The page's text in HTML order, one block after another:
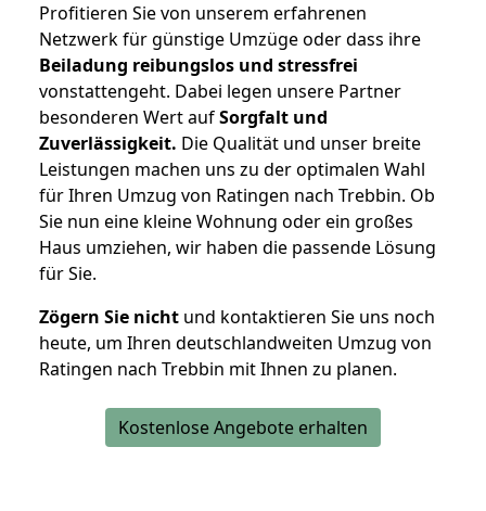
Profitieren Sie von unserem erfahrenen
Netzwerk für günstige Umzüge oder dass ihre
Beiladung reibungslos und stressfrei
vonstattengeht. Dabei legen unsere Partner
besonderen Wert aufSorgfalt und
Zuverlässigkeit. Die Qualität und unser breite
Leistungen machen uns zu der optimalen Wahl
für Ihren Umzug von Ratingen nach Trebbin. Ob
Sie nun eine kleine Wohnung oder ein großes
Haus umziehen, wir haben die passende Lösung
für Sie.
Zögern Sie nicht und kontaktieren Sie uns noch
heute, um Ihren deutschlandweiten Umzug von
Ratingen nach Trebbin mit Ihnen zu planen.
Kostenlose Angebote erhalten